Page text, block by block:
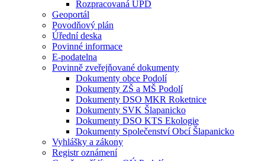
Rozpracovaná ÚPD
Geoportál
Povodňový plán
Úřední deska
Povinné informace
E-podatelna
Povinně zveřejňované dokumenty
Dokumenty obce Podolí
Dokumenty ZŠ a MŠ Podolí
Dokumenty DSO MKR Roketnice
Dokumenty SVK Šlapanicko
Dokumenty DSO KTS Ekologie
Dokumenty Společenství Obcí Šlapanicko
Vyhlášky a zákony
Registr oznámení